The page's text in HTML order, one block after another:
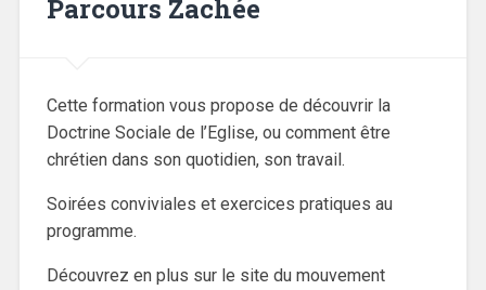
Parcours Zachée
Cette formation vous propose de découvrir la
Doctrine Sociale de l’Eglise, ou comment être
chrétien dans son quotidien, son travail.
Soirées conviviales et exercices pratiques au
programme.
Découvrez en plus sur le site du mouvement